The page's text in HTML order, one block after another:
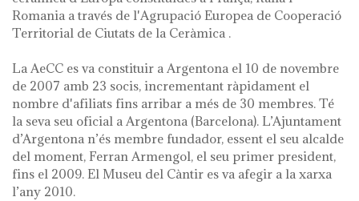
Romania a través de l'Agrupació Europea de Cooperació
Territorial de Ciutats de la Ceràmica .
La AeCC es va constituir a Argentona el 10 de novembre
de 2007 amb 23 socis, incrementant ràpidament el
nombre d'afiliats fins arribar a més de 30 membres. Té
la seva seu oficial a Argentona (Barcelona). L’Ajuntament
d’Argentona n’és membre fundador, essent el seu alcalde
del moment, Ferran Armengol, el seu primer president,
fins el 2009. El Museu del Càntir es va afegir a la xarxa
l’any 2010.